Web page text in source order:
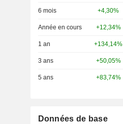
6 mois +4,30%
Année en cours +12,34%
1 an +134,14%
3 ans +50,05%
5 ans +83,74%
Données de base